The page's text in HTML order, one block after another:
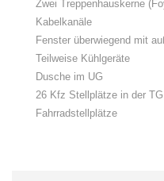
Zwei Treppenhauskerne
Kabelkanäle
Fenster überwiegend mit
Teilweise Kühlgeräte
Dusche im UG
26 Kfz Stellplätze in der
Fahrradstellplätze